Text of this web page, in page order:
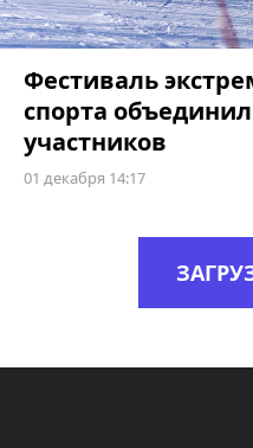
Фестиваль
спорта
участников
01 декабря 14:17